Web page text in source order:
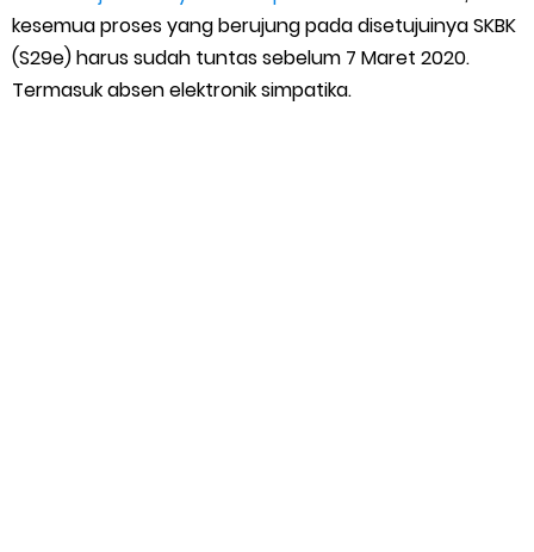
kesemua proses yang berujung pada disetujuinya SKBK
(S29e) harus sudah tuntas sebelum 7 Maret 2020.
Termasuk absen elektronik simpatika.